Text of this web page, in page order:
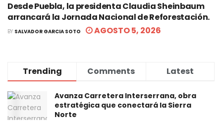
Desde Puebla, la presidenta Claudia Sheinbaum
arrancará la Jornada Nacional de Reforestación.
BY SALVADOR GARCIA SOTO AGOSTO 5, 2026
Trending Comments Latest
Avanza Carretera Interserrana, obra
estratégica que conectará la Sierra
Norte